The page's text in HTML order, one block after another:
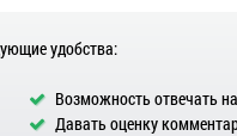
удобства:
Возможность отвечать
Давать оценку